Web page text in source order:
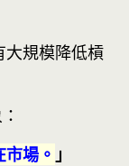
大規模降低槓
場。 」